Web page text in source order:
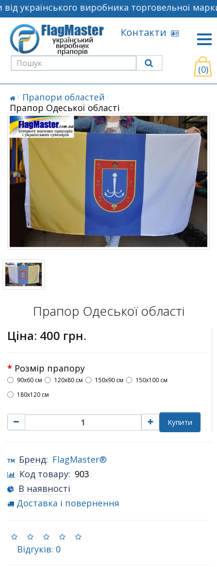
українського виробника торговельної
Контакти
(0)
Прапори областей
Прапор Одеської області
Прапор Одеської області
Ціна: 400 грн.
Розмір прапору
90х60 см 120х80 см 150х90 см
150х100 см
180х120 см
Купити
Бренд: FlagMaster®
Код товару: 903
В наявності
Доставка і повернення
Відгуків: 0